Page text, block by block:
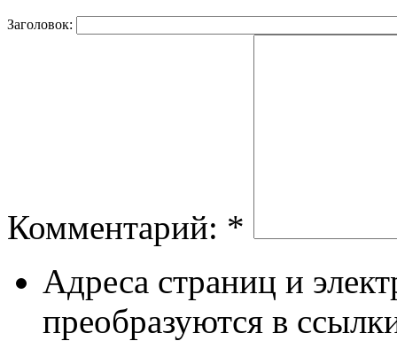
Заголовок:
Комментарий: *
Адреса страниц и
преобразуются в